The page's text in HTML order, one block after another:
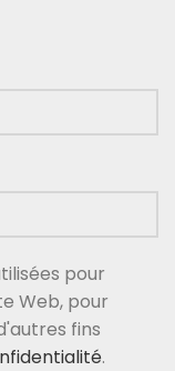
pour
Web, pour
fins
.